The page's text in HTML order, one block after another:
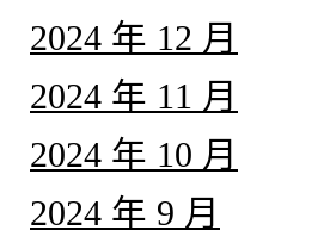
2024 年 12 月
2024 年 11 月
2024 年 10 月
2024 年 9 月